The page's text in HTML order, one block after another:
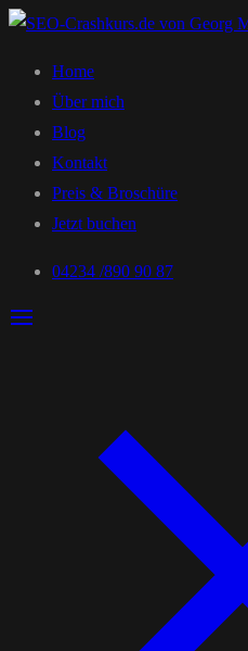
Home
Über mich
Blog
Kontakt
Preis & Broschüre
Jetzt buchen
04234 /890 90 87